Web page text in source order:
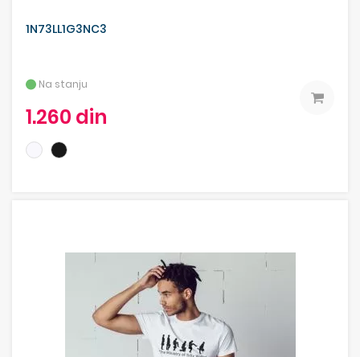
1N73LL1G3NC3
Na stanju
1.260 din